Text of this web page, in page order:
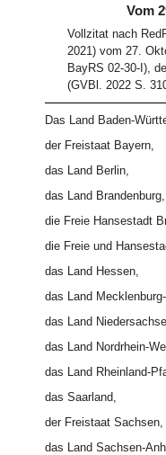
Vom
Vollzitat nach
2021) vom 27.
BayRS 02-30-I),
(GVBl. 2022 S.
Das Land Baden-
der Freistaat Bayern,
das Land Berlin,
das Land Brandenburg,
die Freie Hansestadt
die Freie und
das Land Hessen,
das Land
das Land
das Land Nordrhein-
das Land Rheinland-
das Saarland,
der Freistaat Sachsen,
das Land Sachsen-